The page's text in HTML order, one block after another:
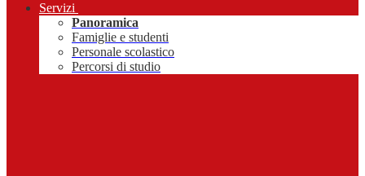
Servizi
Panoramica
Famiglie e studenti
Personale scolastico
Percorsi di studio